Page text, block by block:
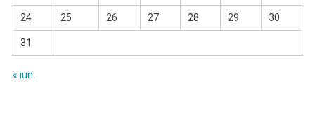
24 25 26 27 28 29 30
31
« iun.